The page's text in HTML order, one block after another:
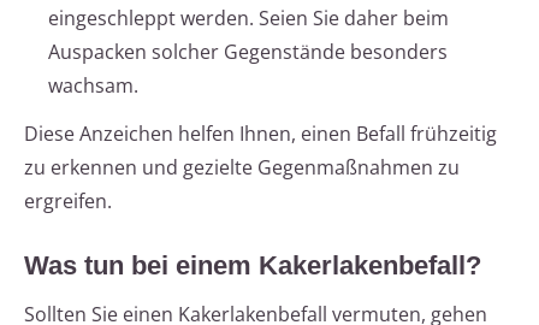
eingeschleppt werden. Seien Sie daher beim
Auspacken solcher Gegenstände besonders
wachsam.
Diese Anzeichen helfen Ihnen, einen Befall frühzeitig
zu erkennen und gezielte Gegenmaßnahmen zu
ergreifen.
Was tun bei einem Kakerlakenbefall?
Sollten Sie einen Kakerlakenbefall vermuten, gehen